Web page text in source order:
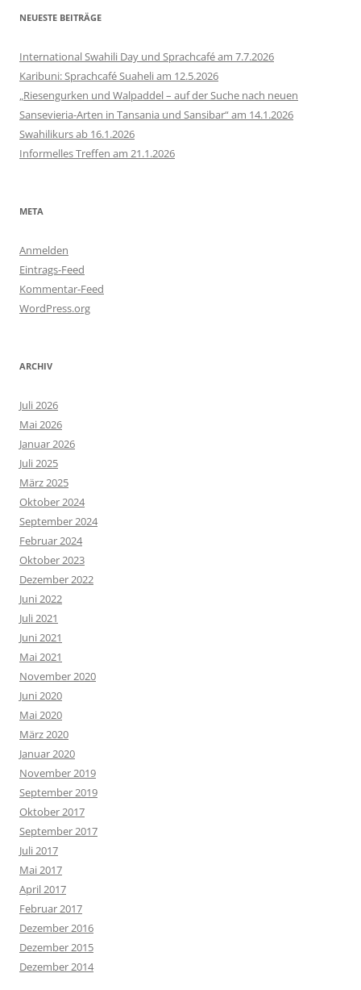
NEUESTE BEITRÄGE
International Swahili Day und Sprachcafé am 7.7.2026
Karibuni: Sprachcafé Suaheli am 12.5.2026
„Riesengurken und Walpaddel – auf der Suche nach neuen
Sansevieria-Arten in Tansania und Sansibar“ am 14.1.2026
Swahilikurs ab 16.1.2026
Informelles Treffen am 21.1.2026
META
Anmelden
Eintrags-Feed
Kommentar-Feed
WordPress.org
ARCHIV
Juli 2026
Mai 2026
Januar 2026
Juli 2025
März 2025
Oktober 2024
September 2024
Februar 2024
Oktober 2023
Dezember 2022
Juni 2022
Juli 2021
Juni 2021
Mai 2021
November 2020
Juni 2020
Mai 2020
März 2020
Januar 2020
November 2019
September 2019
Oktober 2017
September 2017
Juli 2017
Mai 2017
April 2017
Februar 2017
Dezember 2016
Dezember 2015
Dezember 2014